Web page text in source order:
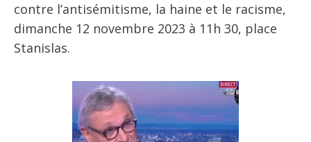
contre l’antisémitisme, la haine et le racisme,
dimanche 12 novembre 2023 à 11h 30, place
Stanislas.